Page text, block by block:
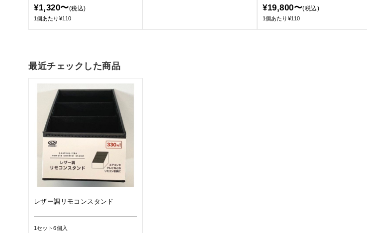
¥1,320〜(税込)
1個あたり¥110
¥19,800〜(税込)
1個あたり¥110
最近チェックした商品
レザー調リモコンスタンド
1セット6個入